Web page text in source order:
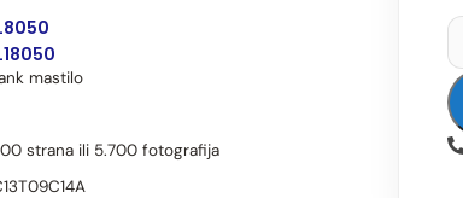
mastilo
strana ili 5.700 fotografija